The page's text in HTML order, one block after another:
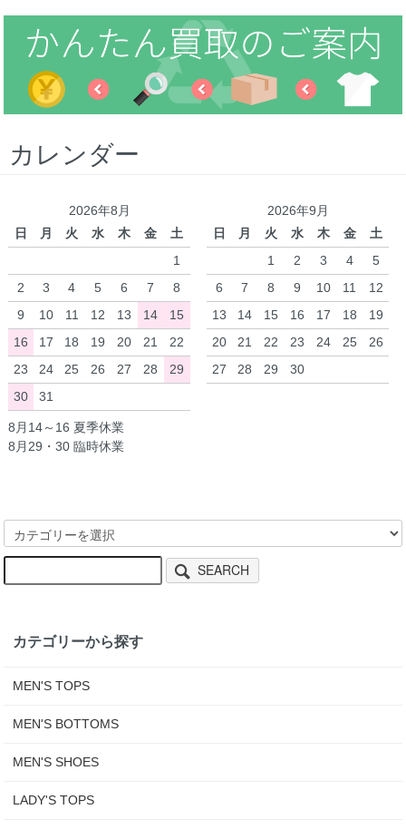
カレンダー
2026年8月
日
月 火 水 木 金
土
1
2
3 4 5 6 7
8
9
10 11 12 13 14
15
16
17 18 19 20 21
22
23
24 25 26 27 28
29
30
31
2026年9月
日
月 火 水 木 金
土
1
2 3 4
5
6
7 8 9 10 11
12
13
14 15 16 17 18
19
20
21 22 23 24 25
26
27
28 29 30
8月14～16 夏季休業
8月29・30 臨時休業
SEARCH
カテゴリーから探す
MEN'S TOPS
MEN'S BOTTOMS
MEN'S SHOES
LADY'S TOPS